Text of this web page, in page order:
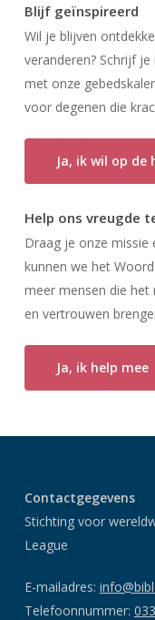
Blijf geïnspireerd
Wil je blijven
veranderen? Schrijf
met onze
voor degenen die
Ja, ik wil op de
Help ons vreugde
Draag je onze
kunnen we het
meer mensen die het
en vertrouwen
Ja, ik help mee
Contactgegevens
Stichting voor
League
E-mailadres:
Telefoonnummer: